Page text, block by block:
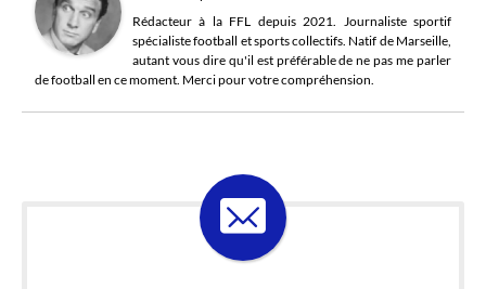
Rédacteur à la FFL depuis 2021. Journaliste sportif
spécialiste football et sports collectifs. Natif de Marseille,
autant vous dire qu'il est préférable de ne pas me parler
de football en ce moment. Merci pour votre compréhension.